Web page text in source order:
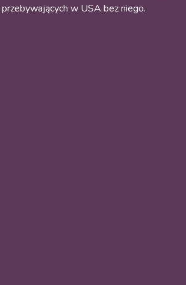
w USA bez niego.